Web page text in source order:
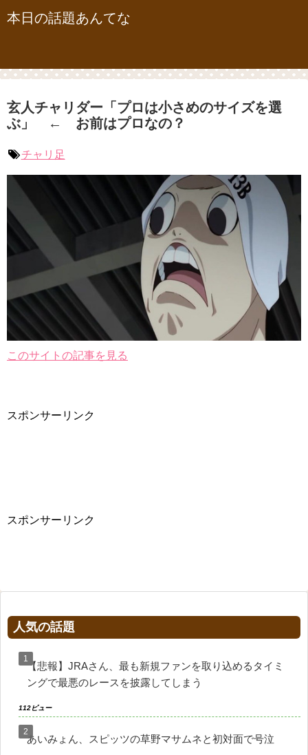
本日の話題あんてな
玄人チャリダー「プロは小さめのサイズを選
ぶ」 ← お前はプロなの？
チャリ足
このサイトの記事を見る
スポンサーリンク
スポンサーリンク
人気の話題
【悲報】JRAさん、最も新規ファンを取り込めるタイミ
ングで最悪のレースを披露してしまう
112ビュー
あいみょん、スピッツの草野マサムネと初対面で号泣